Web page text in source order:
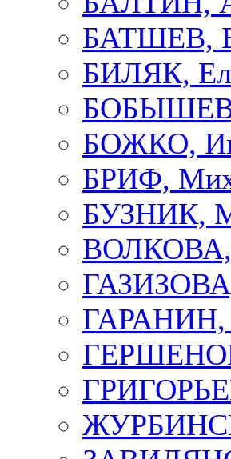
БАТШЕВ,
БИЛЯК,
БОЖКО,
БРИФ,
БУЗНИК,
ВОЛКОВА,
ГАРАНИН,